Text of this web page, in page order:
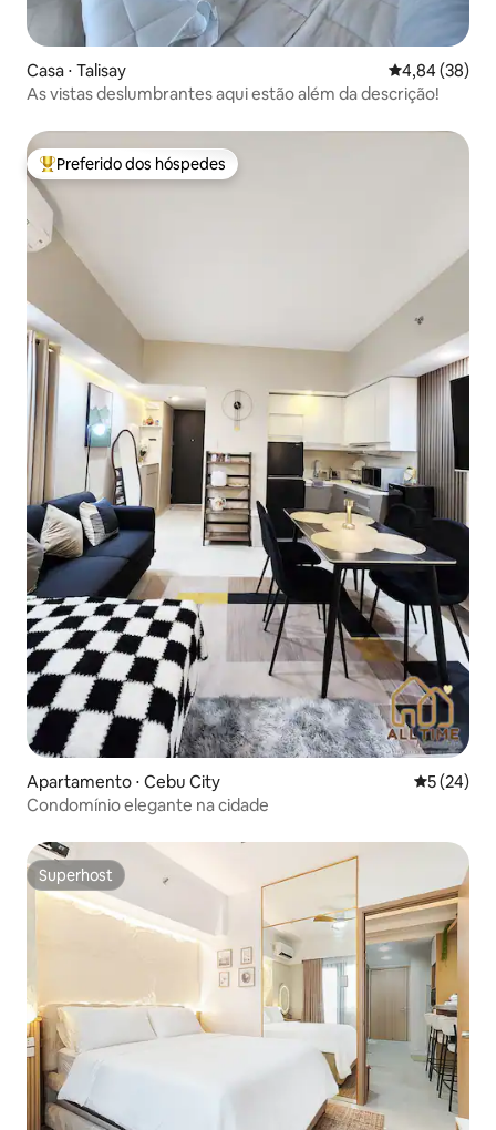
Casa ⋅ Talisay 4,84 de uma
4,84 (38)
As vistas deslumbrantes aqui estão além da descrição!
Entre os melhores preferidos dos hóspedes
Preferido dos hóspedes
Apartamento ⋅ Cebu City 5 de uma
5 (24)
Condomínio elegante na cidade
Superhost
Superhost